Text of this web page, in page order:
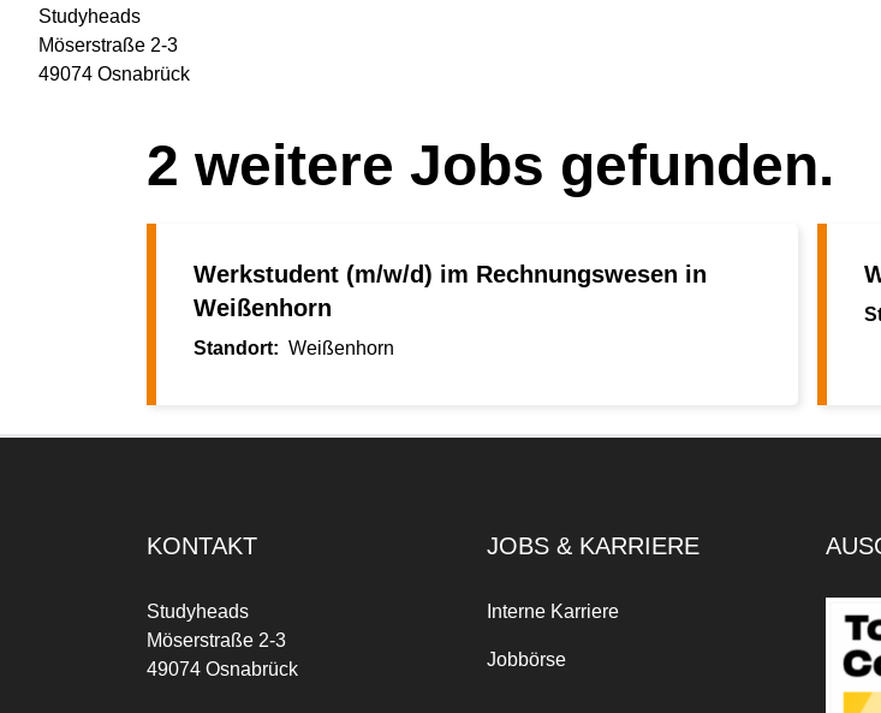
Studyheads
Möserstraße 2-3
49074 Osnabrück
2 weitere Jobs gefunden.
Werkstudent (m/w/d) im Rechnungswesen in
Weißenhorn
Weißenhorn
KONTAKT
Studyheads
Möserstraße 2-3
49074 Osnabrück
JOBS & KARRIERE
Interne Karriere
Jobbörse